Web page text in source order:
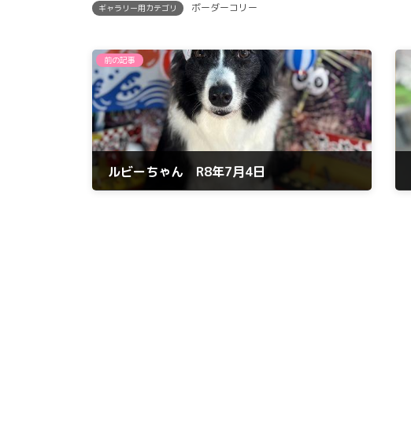
ギャラリー用カテゴリ
ボーダーコリー
前の記事
ルビーちゃん R8年7月4日